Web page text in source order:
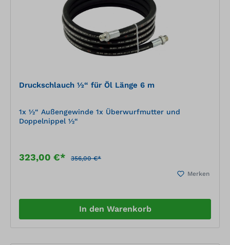
Druckschlauch ½“ für Öl Länge 6 m
1x ½“ Außengewinde 1x Überwurfmutter und
Doppelnippel ½“
323,00 €* 356,00 €*
Merken
In den Warenkorb